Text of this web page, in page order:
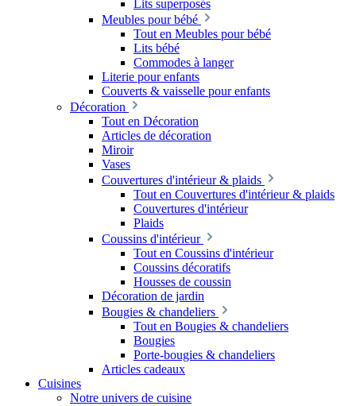
Lits superposés
Meubles pour bébé
Tout en Meubles pour bébé
Lits bébé
Commodes à langer
Literie pour enfants
Couverts & vaisselle pour enfants
Décoration
Tout en Décoration
Articles de décoration
Miroir
Vases
Couvertures d'intérieur & plaids
Tout en Couvertures d'intérieur & plaids
Couvertures d'intérieur
Plaids
Coussins d'intérieur
Tout en Coussins d'intérieur
Coussins décoratifs
Housses de coussin
Décoration de jardin
Bougies & chandeliers
Tout en Bougies & chandeliers
Bougies
Porte-bougies & chandeliers
Articles cadeaux
Cuisines
Notre univers de cuisine